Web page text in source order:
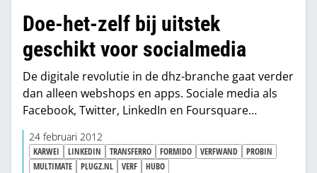
Partners
Doe-het-zelf bij uitstek
geschikt voor socialmedia
De digitale revolutie in de dhz-branche gaat verder
dan alleen webshops en apps. Sociale media als
Facebook, Twitter, LinkedIn en Foursquare
bestaan nog niet eens zo lang, maar zijn niet meer
weg te denken uit ons leven. Hoe gebruikt onze
branche deze media? MIX maakte een rondje.
24 februari 2012
KARWEI LINKEDIN TRANSFERRO FORMIDO VERFWAND
PROBIN
MULTIMATE
PLUGZ.NL VERF HUBO